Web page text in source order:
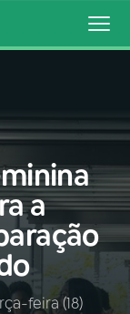
a
feira (18)